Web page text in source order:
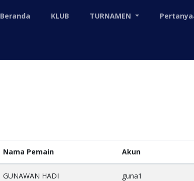
Beranda KLUB TURNAMEN
Nama Pemain Akun
GUNAWAN HADI guna1